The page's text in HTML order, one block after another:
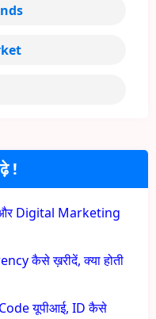
!
Digital Marketing
कैसे ख़रीदें, क्या होती
यूपीआई, ID कैसे